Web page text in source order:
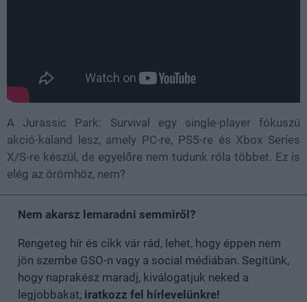
A Jurassic Park: Survival egy single-player fókuszú
akció-kaland lesz, amely PC-re, PS5-re és Xbox Series
X/S-re készül, de egyelőre nem tudunk róla többet. Ez is
elég az örömhöz, nem?
Nem akarsz lemaradni semmiről?
Rengeteg hír és cikk vár rád, lehet, hogy éppen nem
jön szembe GSO-n vagy a social médiában. Segítünk,
hogy naprakész maradj, kiválogatjuk neked a
legjobbakat, iratkozz fel hírlevelünkre!